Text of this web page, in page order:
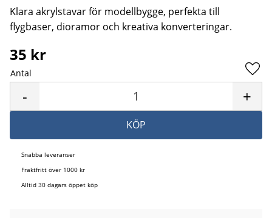
Klara akrylstavar för modellbygge, perfekta till
flygbaser, dioramor och kreativa konverteringar.
35 kr
Antal
+
-
KÖP
Snabba leveranser
Fraktfritt över 1000 kr
Alltid 30 dagars öppet köp